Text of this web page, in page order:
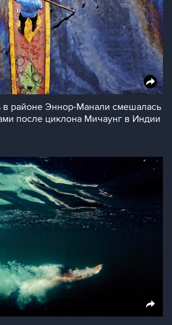
районе Эннор-Манали смешалась
после циклона Мичаунг в Индии